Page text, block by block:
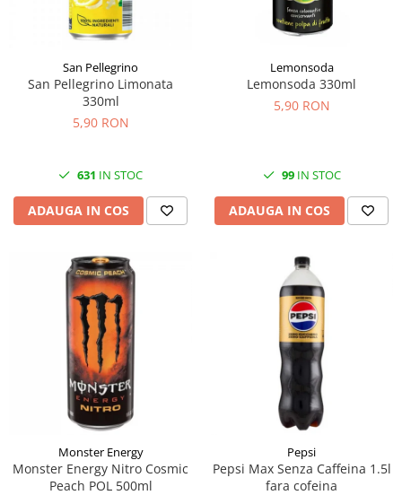
San Pellegrino
San Pellegrino Limonata
330ml
5,90 RON
631 IN STOC
ADAUGA IN COS
Lemonsoda
Lemonsoda 330ml
5,90 RON
99IN STOC
ADAUGA IN COS
Monster Energy
Monster Energy Nitro Cosmic
Peach POL 500ml
Pepsi
Pepsi Max Senza Caffeina 1.5l
fara cofeina